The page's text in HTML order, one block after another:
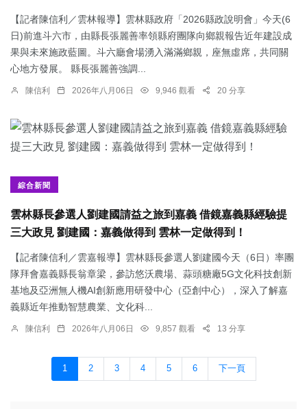
【記者陳信利／雲林報導】雲林縣政府「2026縣政說明會」今天(6
日)前進斗六市，由縣長張麗善率領縣府團隊向鄉親報告近年建設成
果與未來施政藍圖。斗六廳會場湧入滿滿鄉親，座無虛席，共同關
心地方發展。 縣長張麗善強調...
陳信利 2026年八月06日 9,946 觀看 20 分享
綜合新聞
雲林縣長參選人劉建國請益之旅到嘉義 借鏡嘉義縣經驗提
三大政見 劉建國：嘉義做得到 雲林一定做得到！
【記者陳信利／雲嘉報導】雲林縣長參選人劉建國今天（6日）率團
隊拜會嘉義縣長翁章梁，參訪悠沃農場、蒜頭糖廠5G文化科技創新
基地及亞洲無人機AI創新應用研發中心（亞創中心），深入了解嘉
義縣近年推動智慧農業、文化科...
陳信利 2026年八月06日 9,857 觀看 13 分享
1 2 3 4 5 6 下一頁